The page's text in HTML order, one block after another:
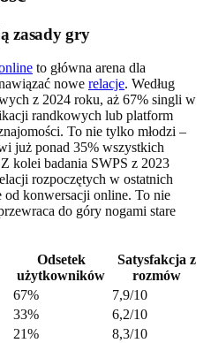
zasady gry
to główna arena dla
nowe relacje. Według
z 2024 roku, aż 67% singli w
randkowych lub platform
To nie tylko młodzi –
już ponad 35% wszystkich
kolei badania SWPS z 2023
rozpoczętych w ostatnich
od konwersacji online. To nie
do góry nogami stare
Odsetek
użytkowników
Satysfakcja z
rozmów
67%
7,9/10
33%
6,2/10
21% 8,3/10